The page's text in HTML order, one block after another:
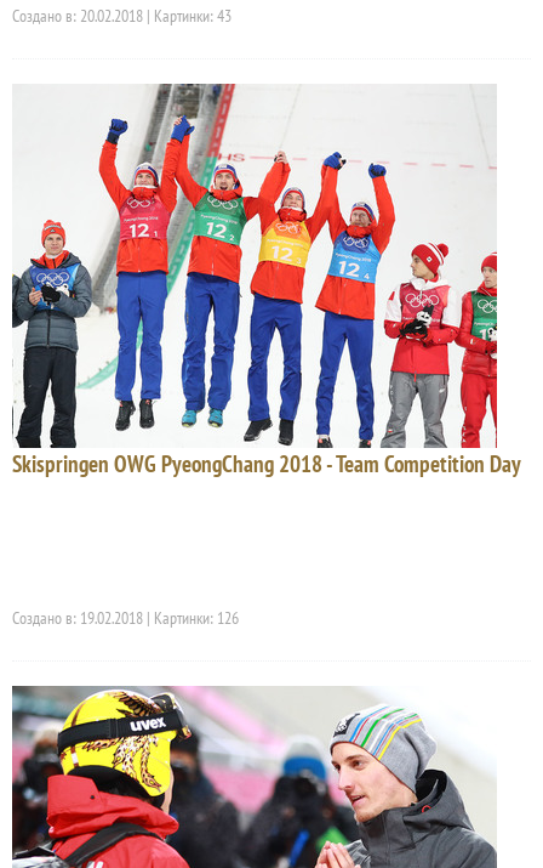
Создано в: 20.02.2018 | Картинки: 43
Skispringen OWG PyeongChang 2018 - Team Competition Day
Создано в: 19.02.2018 | Картинки: 126